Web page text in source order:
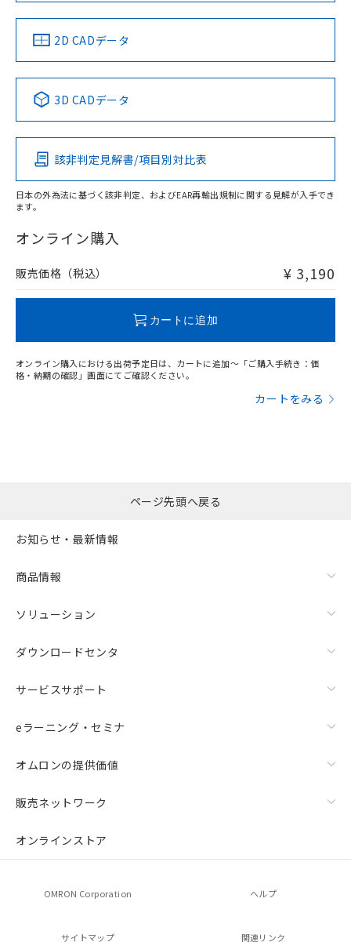
中国 RoHS 注意事項・凡例
Pb Hg Cd Cr(VI)
O
在庫等で未対応品が混在する可能性があります。
問い合わせください。
2D CADデータ
3D CADデータ
該非判定見解書/項目別対比表
日本の外為法に基づく該非判定、およびEAR再輸出規制に関する見解が入手でき
ます。
オンライン購入
販売価格（税込） ¥ 3,190
カートに追加
オンライン購入における出荷予定日は、カートに追加～「ご購入手続き：価
格・納期の確認」画面にてご確認ください。
カートをみる
ページ先頭へ戻る
お知らせ・最新情報
商品情報
ソリューション
ダウンロードセンタ
サービスサポート
eラーニング・セミナ
オムロンの提供価値
販売ネットワーク
オンラインストア
OMRON Corporation ヘルプ
サイトマップ 関連リンク